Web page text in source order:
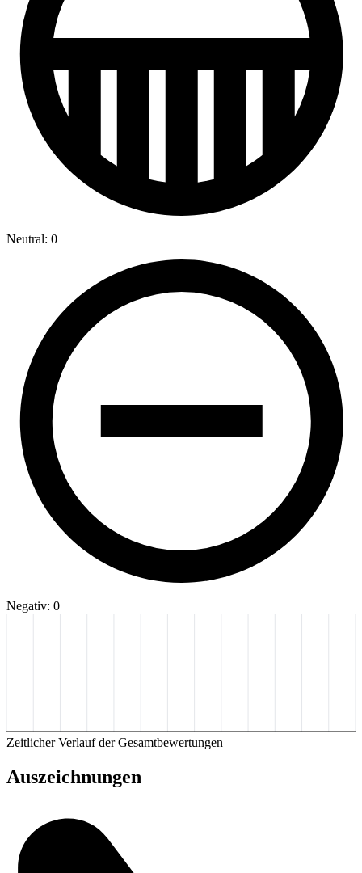
Neutral: 0
Negativ: 0
Zeitlicher Verlauf der Gesamtbewertungen
Auszeichnungen